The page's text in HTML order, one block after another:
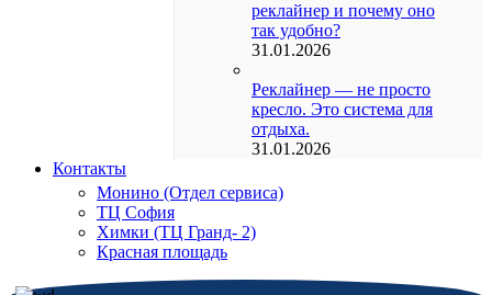
реклайнер и почему оно
так удобно?
31.01.2026
Реклайнер — не просто
кресло. Это система для
отдыха.
31.01.2026
Контакты
Монино (Отдел сервиса)
ТЦ София
Химки (ТЦ Гранд- 2)
Красная площадь